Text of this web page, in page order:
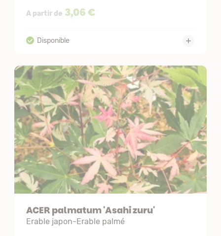
A partir de 3,06 €
ACER palmatum 'Asahi zuru'
Erable japon-Erable palmé